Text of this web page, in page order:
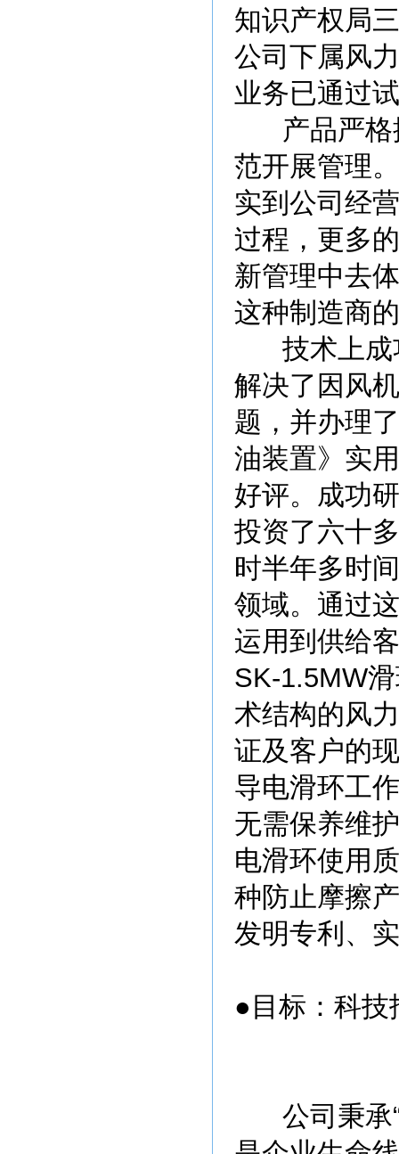
知识产权局
公司下属风
业务已通过
产品严格
范开展管理
实到公司经
过程，更多
新管理中去
这种制造商
技术上成
解决了因风
题，并办理
油装置》实
好评。成功
投资了六十
时半年多时
领域。通过
运用到供给
SK-1.5MW
术结构的风
证及客户的
导电滑环工
无需保养维
电滑环使用
种防止摩擦
发明专利、
●目标：科技
公司秉承“